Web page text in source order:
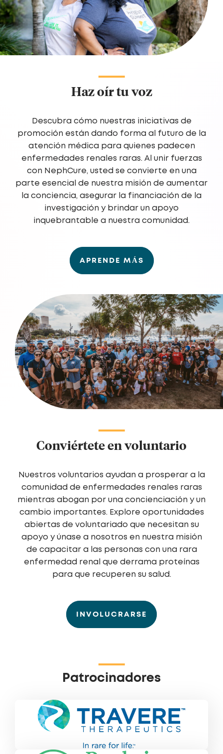
Haz oír tu voz
Descubra cómo nuestras iniciativas de
promoción están dando forma al futuro de la
atención médica para quienes padecen
enfermedades renales raras. Al unir fuerzas
con NephCure, usted se convierte en una
parte esencial de nuestra misión de aumentar
la conciencia, asegurar la financiación de la
investigación y brindar un apoyo
inquebrantable a nuestra comunidad.
APRENDE MÁS
Conviértete en voluntario
Nuestros voluntarios ayudan a prosperar a la
comunidad de enfermedades renales raras
mientras abogan por una concienciación y un
cambio importantes. Explore oportunidades
abiertas de voluntariado que necesitan su
apoyo y únase a nosotros en nuestra misión
de capacitar a las personas con una rara
enfermedad renal que derrama proteínas
para que recuperen su salud.
INVOLUCRARSE
Patrocinadores